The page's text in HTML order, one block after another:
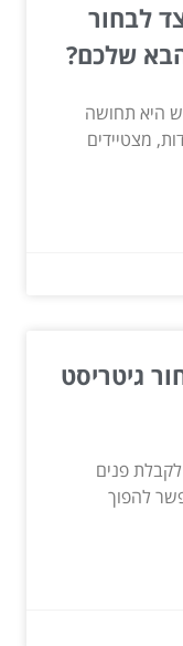
לבחור
שלכם?
היא תחושה
מצטיידים
גיטריסט
לקבלת פנים
להפוך